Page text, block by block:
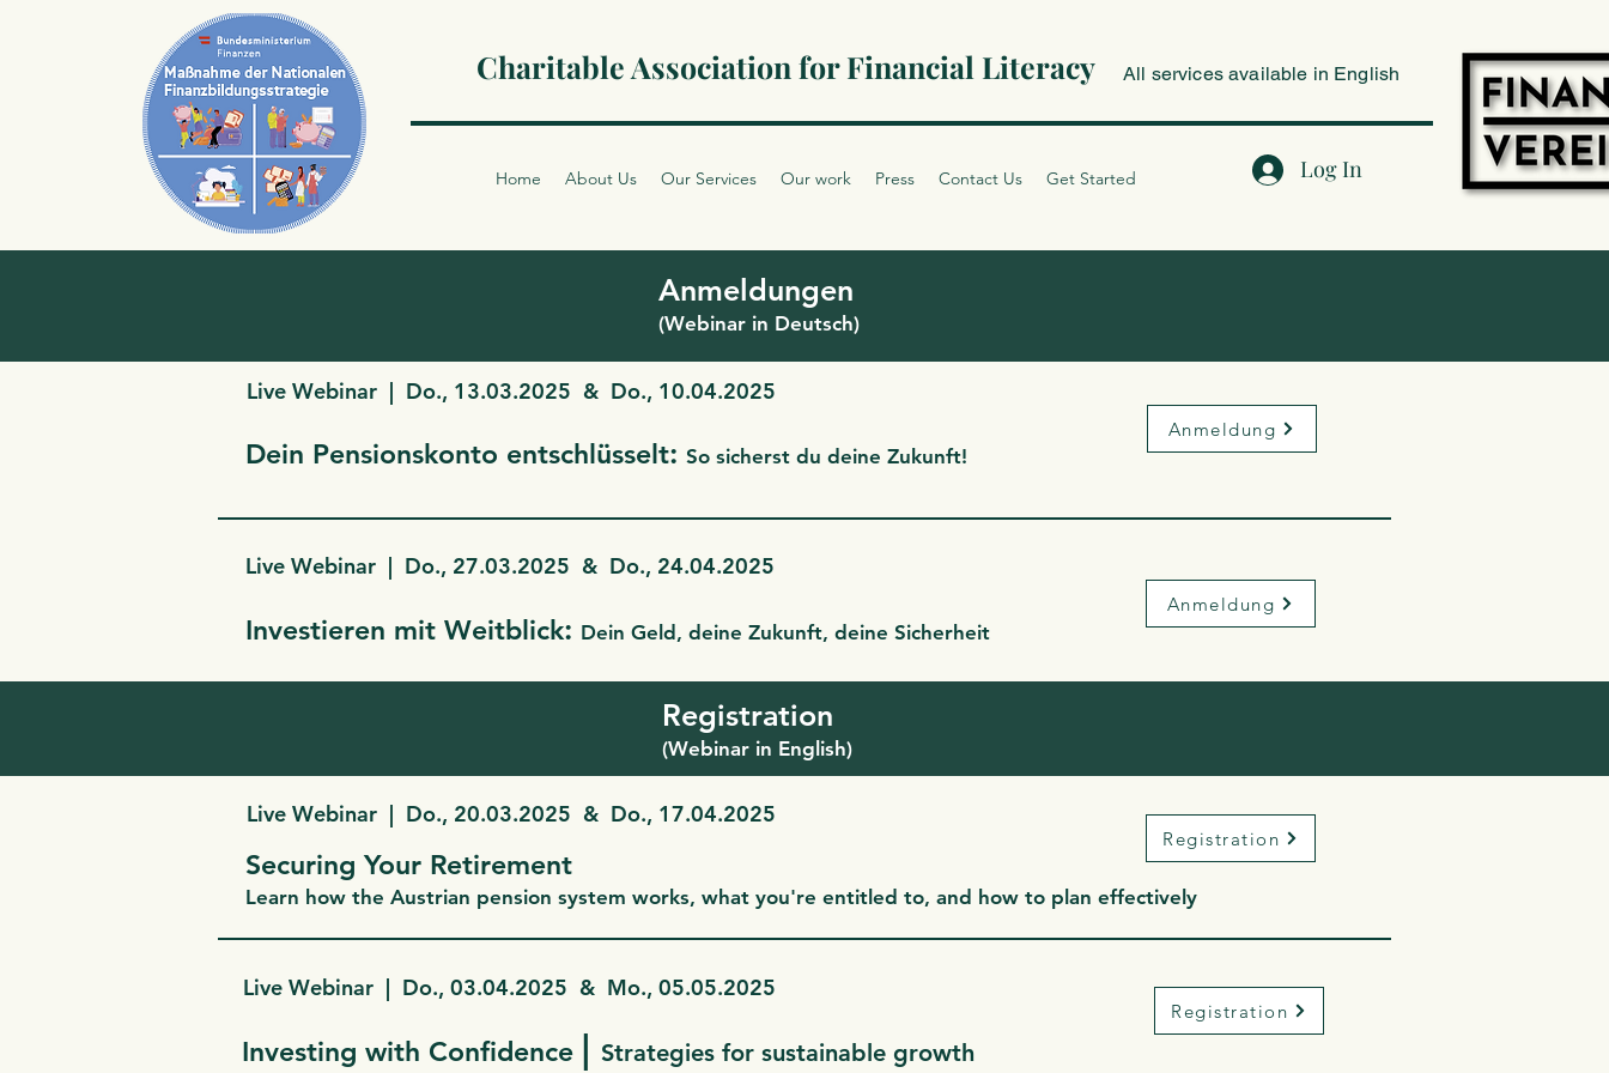
Charitable Association for Financial Literacy All services available in English
Home About Us Our Services Our work Press Contact Us Get Started Log In
Anmeldungen
(Webinar in Deutsch)
Live Webinar | Do., 13.03.2025 & Do., 10.04.2025
Dein Pensionskonto entschlüsselt: So sicherst du deine Zukunft!
Anmeldung
Live Webinar | Do., 27.03.2025 & Do., 24.04.2025
Investieren mit Weitblick: Dein Geld, deine Zukunft, deine Sicherheit
Anmeldung
Registration
(Webinar in English)
Live Webinar | Do., 20.03.2025 & Do., 17.04.2025
Securing Your Retirement
Learn how the Austrian pension system works, what you're entitled to, and how to plan effectively
Registration
Live Webinar | Do., 03.04.2025 & Mo., 05.05.2025
Registration
Investing with Confidence Strategies for sustainable growth